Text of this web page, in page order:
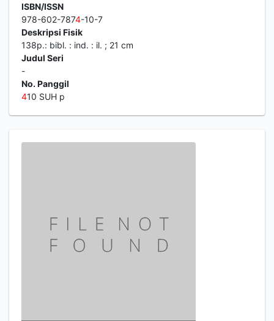
ISBN/ISSN
978-602-7874-10-7
Deskripsi Fisik
138p.: bibl. : ind. : il. ; 21 cm
Judul Seri
-
No. Panggil
410 SUH p